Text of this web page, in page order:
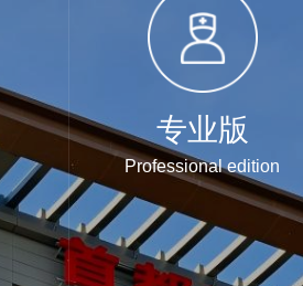
专业版
Professional edition